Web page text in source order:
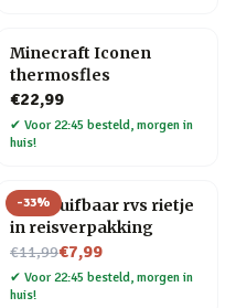
Minecraft Iconen
thermosfles
€22,99
✔ Voor 22:45 besteld, morgen in
huis!
-33%
Uitschuifbaar rvs rietje
in reisverpakking
€11,99
Nu voor€7,99
✔ Voor 22:45 besteld, morgen in
huis!